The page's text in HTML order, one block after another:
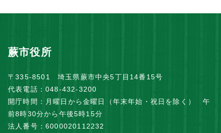
蕨市役所
〒335-8501 埼玉県蕨市中央5丁目14番15号
代表電話：048-432-3200
開庁時間：月曜日から金曜日（年末年始・祝日を除く） 午
前8時30分から午後5時15分
法人番号：6000020112232